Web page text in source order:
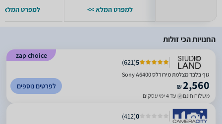
למפרט המלא >> למפרט המלא
החנויות הכי זולות
zap choice
5
(
621
)
גוף בלבד מצלמת מירורלס Sony A6400
₪2,560
משלוח חינם עד 4 ימי עסקים
לפרטים נוספים
0
(
412
)